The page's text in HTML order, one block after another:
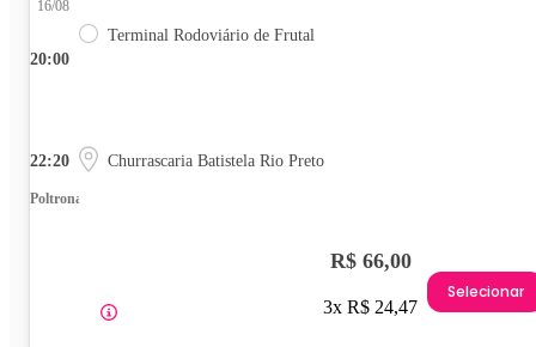
20:00
16/08
Terminal Rodoviário de Frutal
22:20 Churrascaria Batistela Rio Preto
Poltrona
R$ 66,00
3x R$ 24,47
Selecionar